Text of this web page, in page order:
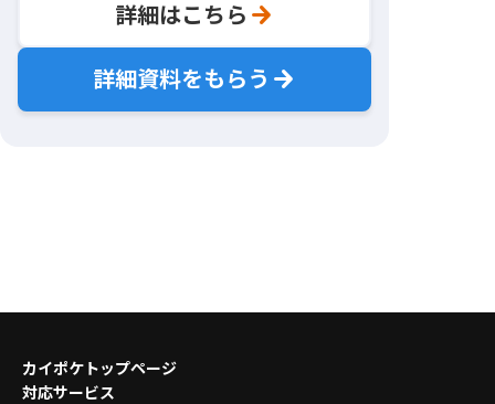
詳細はこちら
詳細資料をもらう
カイポケトップページ
対応サービス